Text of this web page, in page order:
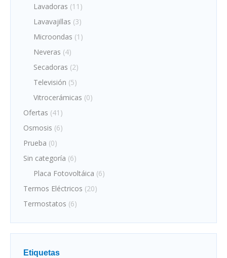
Lavadoras (11)
Lavavajillas (3)
Microondas (1)
Neveras (4)
Secadoras (2)
Televisión (5)
Vitrocerámicas (0)
Ofertas (41)
Osmosis (6)
Prueba (0)
Sin categoría (6)
Placa Fotovoltáica (6)
Termos Eléctricos (20)
Termostatos (6)
Etiquetas